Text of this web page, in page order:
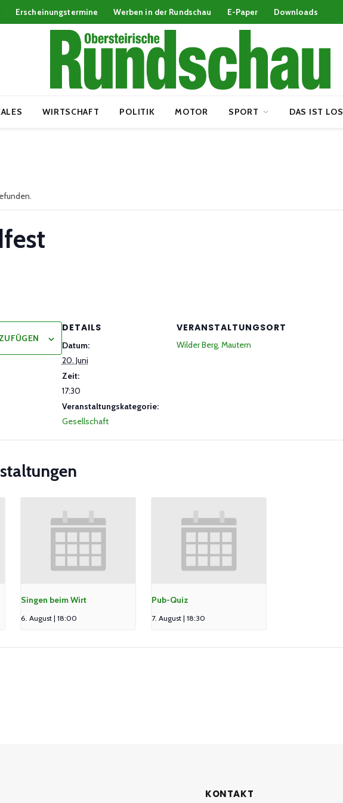
Erscheinungstermine Werben in der Rundschau E-Paper Downloads
WIRTSCHAFT POLITIK MOTOR SPORT DAS IST LOS
DETAILS
Datum:
20. Juni
Zeit:
17:30
Veranstaltungskategorie:
Gesellschaft
VERANSTALTUNGSORT
Wilder Berg, Mautern
Singen beim Wirt
6. August | 18:00
Pub-Quiz
7. August | 18:30
KONTAKT